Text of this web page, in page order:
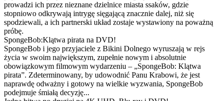
prowadzi ich przez nieznane dzielnice miasta ssaków, gdzie
stopniowo odkrywają intrygę sięgającą znacznie dalej, niż się
spodziewali, a ich partnerski układ zostaje wystawiony na poważną
próbę.
SpongeBob:Klątwa pirata na DVD!
SpongeBob i jego przyjaciele z Bikini Dolnego wyruszają w rejs
życia w swoim największym, zupełnie nowym i absolutnie
obowiązkowym filmowym wydarzeniu – „SpongeBob: Klątwa
pirata”. Zdeterminowany, by udowodnić Panu Krabowi, że jest
naprawdę odważny i gotowy na wielkie wyzwania, SpongeBob
podejmuje śmiałą decyzję...